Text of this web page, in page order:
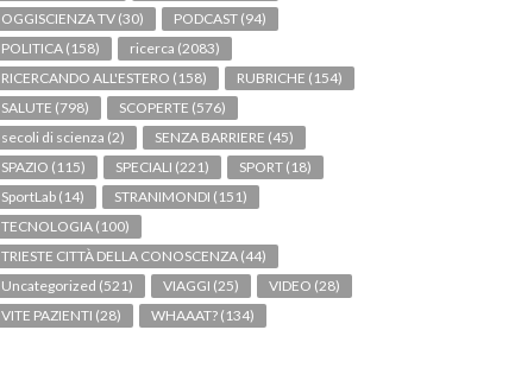
OGGISCIENZA TV (30) PODCAST (94)
POLITICA (158) ricerca (2083)
RICERCANDO ALL'ESTERO (158) RUBRICHE (154)
SALUTE (798) SCOPERTE (576)
secoli di scienza (2) SENZA BARRIERE (45)
SPAZIO (115) SPECIALI (221) SPORT (18)
SportLab (14) STRANIMONDI (151)
TECNOLOGIA (100)
TRIESTE CITTÀ DELLA CONOSCENZA (44)
Uncategorized (521) VIAGGI (25) VIDEO (28)
VITE PAZIENTI (28) WHAAAT? (134)